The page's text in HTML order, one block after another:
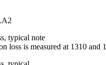
typical note
loss is measured at 1310 and